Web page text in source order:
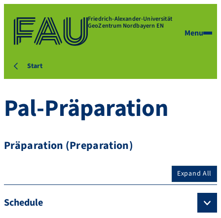
Friedrich-Alexander-Universität
GeoZentrum Nordbayern EN
Menu
Start
Pal-Präparation
Präparation (Preparation)
Expand All
Schedule